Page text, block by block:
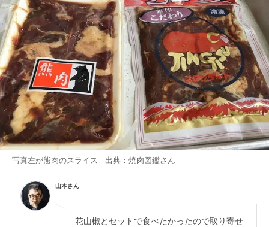
写真左が熊肉のスライス 出典： 焼肉図鑑さん
山本さん
花山椒とセットで食べたかったので取り寄せ